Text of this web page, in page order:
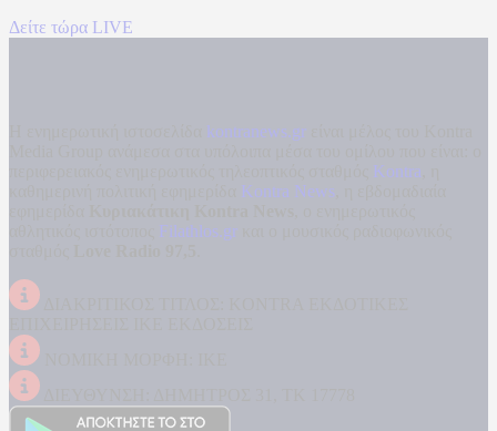
Δείτε τώρα LIVE
kontranews.gr
Kontra
Kontra News
Filathlos.gr